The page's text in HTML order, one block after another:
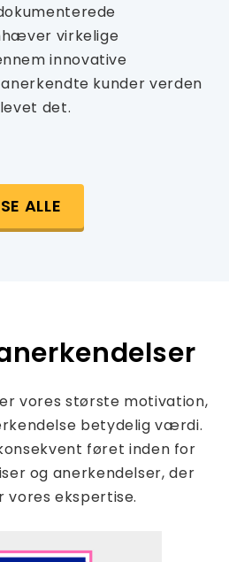
virkelige
innovative
kunder verden
det.
SE ALLE
vores største motivation,
betydelig værdi.
føret inden for
og anerkendelser, der
ekspertise.